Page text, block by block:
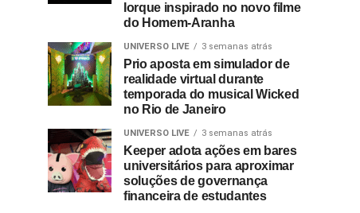
Iorque inspirado no novo filme
do Homem-Aranha
UNIVERSO LIVE 3 semanas atrás
Prio aposta em simulador de
realidade virtual durante
temporada do musical Wicked
no Rio de Janeiro
UNIVERSO LIVE 3 semanas atrás
Keeper adota ações em bares
universitários para aproximar
soluções de governança
financeira de estudantes